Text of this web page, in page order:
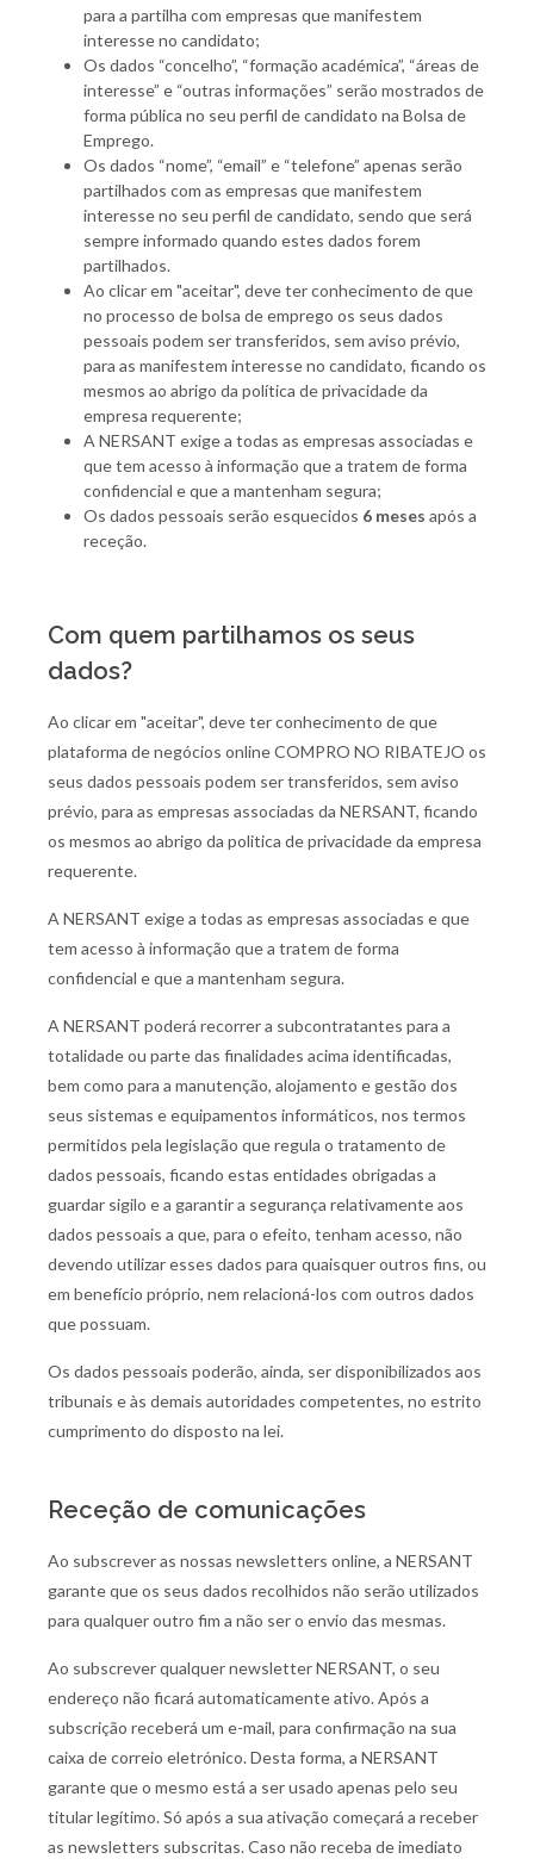
para a partilha com empresas que manifestem
interesse no candidato;
Os dados “concelho”, “formação académica”, “áreas de
interesse” e “outras informações” serão mostrados de
forma pública no seu perfil de candidato na Bolsa de
Emprego.
Os dados “nome”, “email” e “telefone” apenas serão
partilhados com as empresas que manifestem
interesse no seu perfil de candidato, sendo que será
sempre informado quando estes dados forem
partilhados.
Ao clicar em "aceitar", deve ter conhecimento de que
no processo de bolsa de emprego os seus dados
pessoais podem ser transferidos, sem aviso prévio,
para as manifestem interesse no candidato, ficando os
mesmos ao abrigo da política de privacidade da
empresa requerente;
A NERSANT exige a todas as empresas associadas e
que tem acesso à informação que a tratem de forma
confidencial e que a mantenham segura;
Os dados pessoais serão esquecidos 6 meses após a
receção.
Com quem partilhamos os seus
dados?
Ao clicar em "aceitar", deve ter conhecimento de que
plataforma de negócios online COMPRO NO RIBATEJO os
seus dados pessoais podem ser transferidos, sem aviso
prévio, para as empresas associadas da NERSANT, ficando
os mesmos ao abrigo da politica de privacidade da empresa
requerente.
A NERSANT exige a todas as empresas associadas e que
tem acesso à informação que a tratem de forma
confidencial e que a mantenham segura.
A NERSANT poderá recorrer a subcontratantes para a
totalidade ou parte das finalidades acima identificadas,
bem como para a manutenção, alojamento e gestão dos
seus sistemas e equipamentos informáticos, nos termos
permitidos pela legislação que regula o tratamento de
dados pessoais, ficando estas entidades obrigadas a
guardar sigilo e a garantir a segurança relativamente aos
dados pessoais a que, para o efeito, tenham acesso, não
devendo utilizar esses dados para quaisquer outros fins, ou
em benefício próprio, nem relacioná-los com outros dados
que possuam.
Os dados pessoais poderão, ainda, ser disponibilizados aos
tribunais e às demais autoridades competentes, no estrito
cumprimento do disposto na lei.
Receção de comunicações
Ao subscrever as nossas newsletters online, a NERSANT
garante que os seus dados recolhidos não serão utilizados
para qualquer outro fim a não ser o envio das mesmas.
Ao subscrever qualquer newsletter NERSANT, o seu
endereço não ficará automaticamente ativo. Após a
subscrição receberá um e-mail, para confirmação na sua
caixa de correio eletrónico. Desta forma, a NERSANT
garante que o mesmo está a ser usado apenas pelo seu
titular legítimo. Só após a sua ativação começará a receber
as newsletters subscritas. Caso não receba de imediato